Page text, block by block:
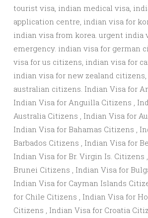
tourist visa, indian medical visa,
application centre, indian visa for
indian visa from korea. urgent india
emergency. indian visa for german
visa for us citizens, indian visa for
indian visa for new zealand
australian citizens. Indian Visa for
Indian Visa for Anguilla Citizens ,
Australia Citizens , Indian Visa for
Indian Visa for Bahamas Citizens ,
Barbados Citizens , Indian Visa for
Indian Visa for Br. Virgin Is. Citizens
Brunei Citizens , Indian Visa for
Indian Visa for Cayman Islands
for Chile Citizens , Indian Visa for
Citizens , Indian Visa for Croatia